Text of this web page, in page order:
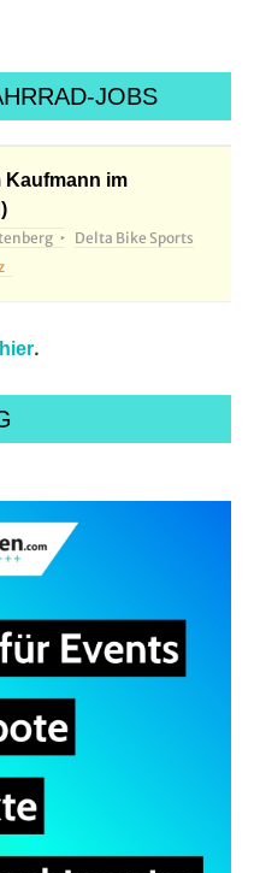
JOBS
im
Delta Bike Sports
hier.